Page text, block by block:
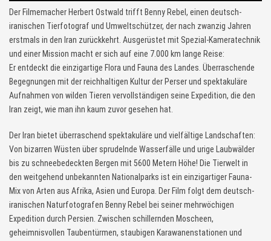
Der Filmemacher Herbert Ostwald trifft Benny Rebel, einen deutsch-
iranischen Tierfotograf und Umweltschützer, der nach zwanzig Jahren
erstmals in den Iran zurückkehrt. Ausgerüstet mit Spezial-Kameratechnik
und einer Mission macht er sich auf eine 7.000 km lange Reise:
Er entdeckt die einzigartige Flora und Fauna des Landes. Überraschende
Begegnungen mit der reichhaltigen Kultur der Perser und spektakuläre
Aufnahmen von wilden Tieren vervollständigen seine Expedition, die den
Iran zeigt, wie man ihn kaum zuvor gesehen hat.
Der Iran bietet überraschend spektakuläre und vielfältige Landschaften:
Von bizarren Wüsten über sprudelnde Wasserfälle und urige Laubwälder
bis zu schneebedeckten Bergen mit 5600 Metern Höhe! Die Tierwelt in
den weitgehend unbekannten Nationalparks ist ein einzigartiger Fauna-
Mix von Arten aus Afrika, Asien und Europa. Der Film folgt dem deutsch-
iranischen Naturfotografen Benny Rebel bei seiner mehrwöchigen
Expedition durch Persien. Zwischen schillernden Moscheen,
geheimnisvollen Taubentürmen, staubigen Karawanenstationen und